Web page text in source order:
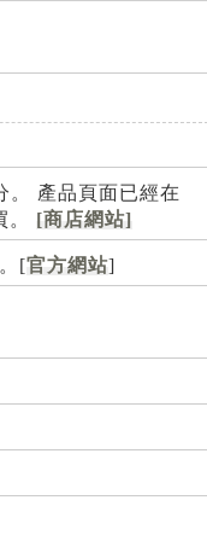
。 產品頁面已經在
。 [商店網站]
[官方網站]